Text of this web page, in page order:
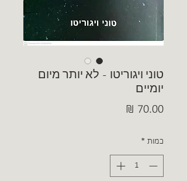
טוני ויגוריטו - לא יותר מיום
יומיים
כמות *